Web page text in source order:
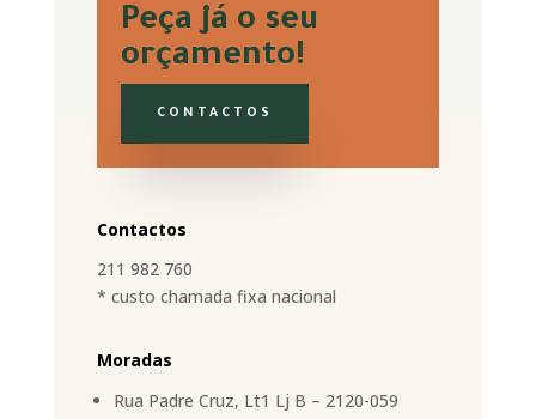
Peça já o seu
orçamento!
CONTACTOS
Contactos
211 982 760
* custo chamada fixa nacional
Moradas
Rua Padre Cruz, Lt1 Lj B – 2120-059